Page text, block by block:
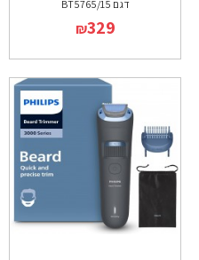
דגם BT5765/15
₪329